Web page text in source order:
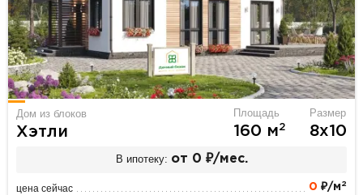
Дом из блоков
Хэтли
Площадь
160 м2
Размер
8х10
В ипотеку: от 0 ₽/мес.
цена сейчас 0 ₽/м 2